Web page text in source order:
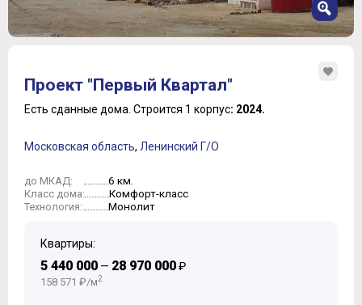
3
4
6
Проект "Первый Квартал"
Есть сданные дома. Строится 1 корпус: 2024.
Московская область, Ленинский Г/О
до МКАД: 6 км.
Класс дома: Комфорт-класс
Технология: Монолит
Квартиры:
5 440 000 — 28 970 000₽
158 571 ₽/м2